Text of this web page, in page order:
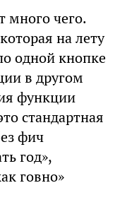
чего.
на лету
одной кнопке
в другом
функции
стандартная
фич
год»,
говно»